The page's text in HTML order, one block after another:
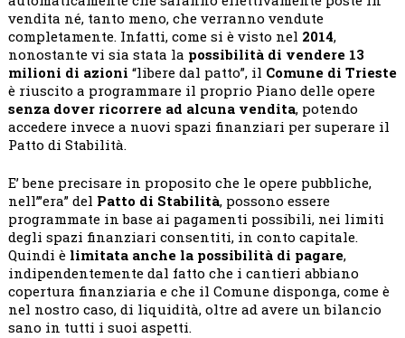
vendita né, tanto meno, che verranno vendute
completamente. Infatti, come si è visto nel 2014,
nonostante vi sia stata la possibilità di vendere 13
milioni di azioni “libere dal patto”, il Comune di Trieste
è riuscito a programmare il proprio Piano delle opere
senza dover ricorrere ad alcuna vendita, potendo
accedere invece a nuovi spazi finanziari per superare il
Patto di Stabilità.
E’ bene precisare in proposito che le opere pubbliche,
nell’”era” del Patto di Stabilità, possono essere
programmate in base ai pagamenti possibili, nei limiti
degli spazi finanziari consentiti, in conto capitale.
Quindi è limitata anche la possibilità di pagare,
indipendentemente dal fatto che i cantieri abbiano
copertura finanziaria e che il Comune disponga, come è
nel nostro caso, di liquidità, oltre ad avere un bilancio
sano in tutti i suoi aspetti.